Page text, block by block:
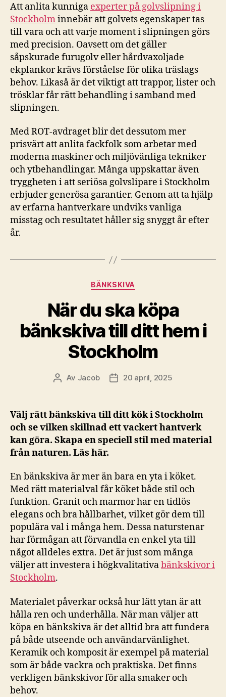
Att anlita kunniga experter på golvslipning i
Stockholminnebär att golvets egenskaper tas
till vara och att varje moment i slipningen görs
med precision. Oavsett om det gäller
såpskurade furugolv eller hårdvaxoljade
ekplankor krävs förståelse för olika träslags
behov. Likaså är det viktigt att trappor, lister och
trösklar får rätt behandling i samband med
slipningen.
Med ROT-avdraget blir det dessutom mer
prisvärt att anlita fackfolk som arbetar med
moderna maskiner och miljövänliga tekniker
och ytbehandlingar. Många uppskattar även
tryggheten i att seriösa golvslipare i Stockholm
erbjuder generösa garantier. Genom att ta hjälp
av erfarna hantverkare undviks vanliga
misstag och resultatet håller sig snyggt år efter
år.
Kategorier
BÄNKSKIVA
När du ska köpa
bänkskiva till ditt hem i
Stockholm
Inläggsförfattare
Av Jacob Inläggsdatum
20 april, 2025
Välj rätt bänkskiva till ditt kök i Stockholm
och se vilken skillnad ett vackert hantverk
kan göra. Skapa en speciell stil med material
från naturen. Läs här.
En bänkskiva är mer än bara en yta i köket.
Med rätt materialval får köket både stil och
funktion. Granit och marmor har en tidlös
elegans och bra hållbarhet, vilket gör dem till
populära val i många hem. Dessa naturstenar
har förmågan att förvandla en enkel yta till
något alldeles extra. Det är just som många
väljer att investera i högkvalitativabänkskivor i
Stockholm.
Materialet påverkar också hur lätt ytan är att
hålla ren och underhålla. När man väljer att
köpa en bänkskiva är det alltid bra att fundera
på både utseende och användarvänlighet.
Keramik och komposit är exempel på material
som är både vackra och praktiska. Det finns
verkligen bänkskivor för alla smaker och
behov.